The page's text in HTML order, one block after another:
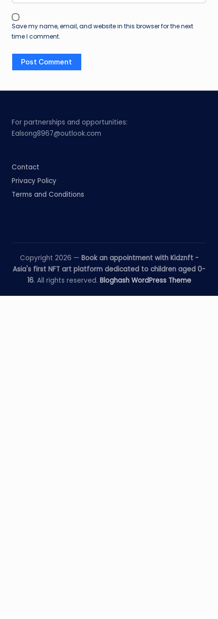
Save my name, email, and website in this browser for the next
time I comment.
For partnerships and opportunities:
Ealsong8967@outlook.com
Contact
Privacy Policy
Terms and Conditions
Copyright 2026 — Book an appointment with Kidznft -
Asia's first NFT art platform dedicated to children aged 0-
16. All rights reserved. Bloghash WordPress Theme